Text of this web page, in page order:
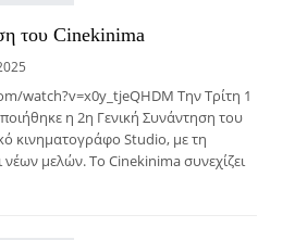
του Cinekinima
watch?v=x0y_tjeQHDM Την Τρίτη 1
η 2η Γενική Συνάντηση του
κινηματογράφο Studio, με τη
μελών. Το Cinekinima συνεχίζει